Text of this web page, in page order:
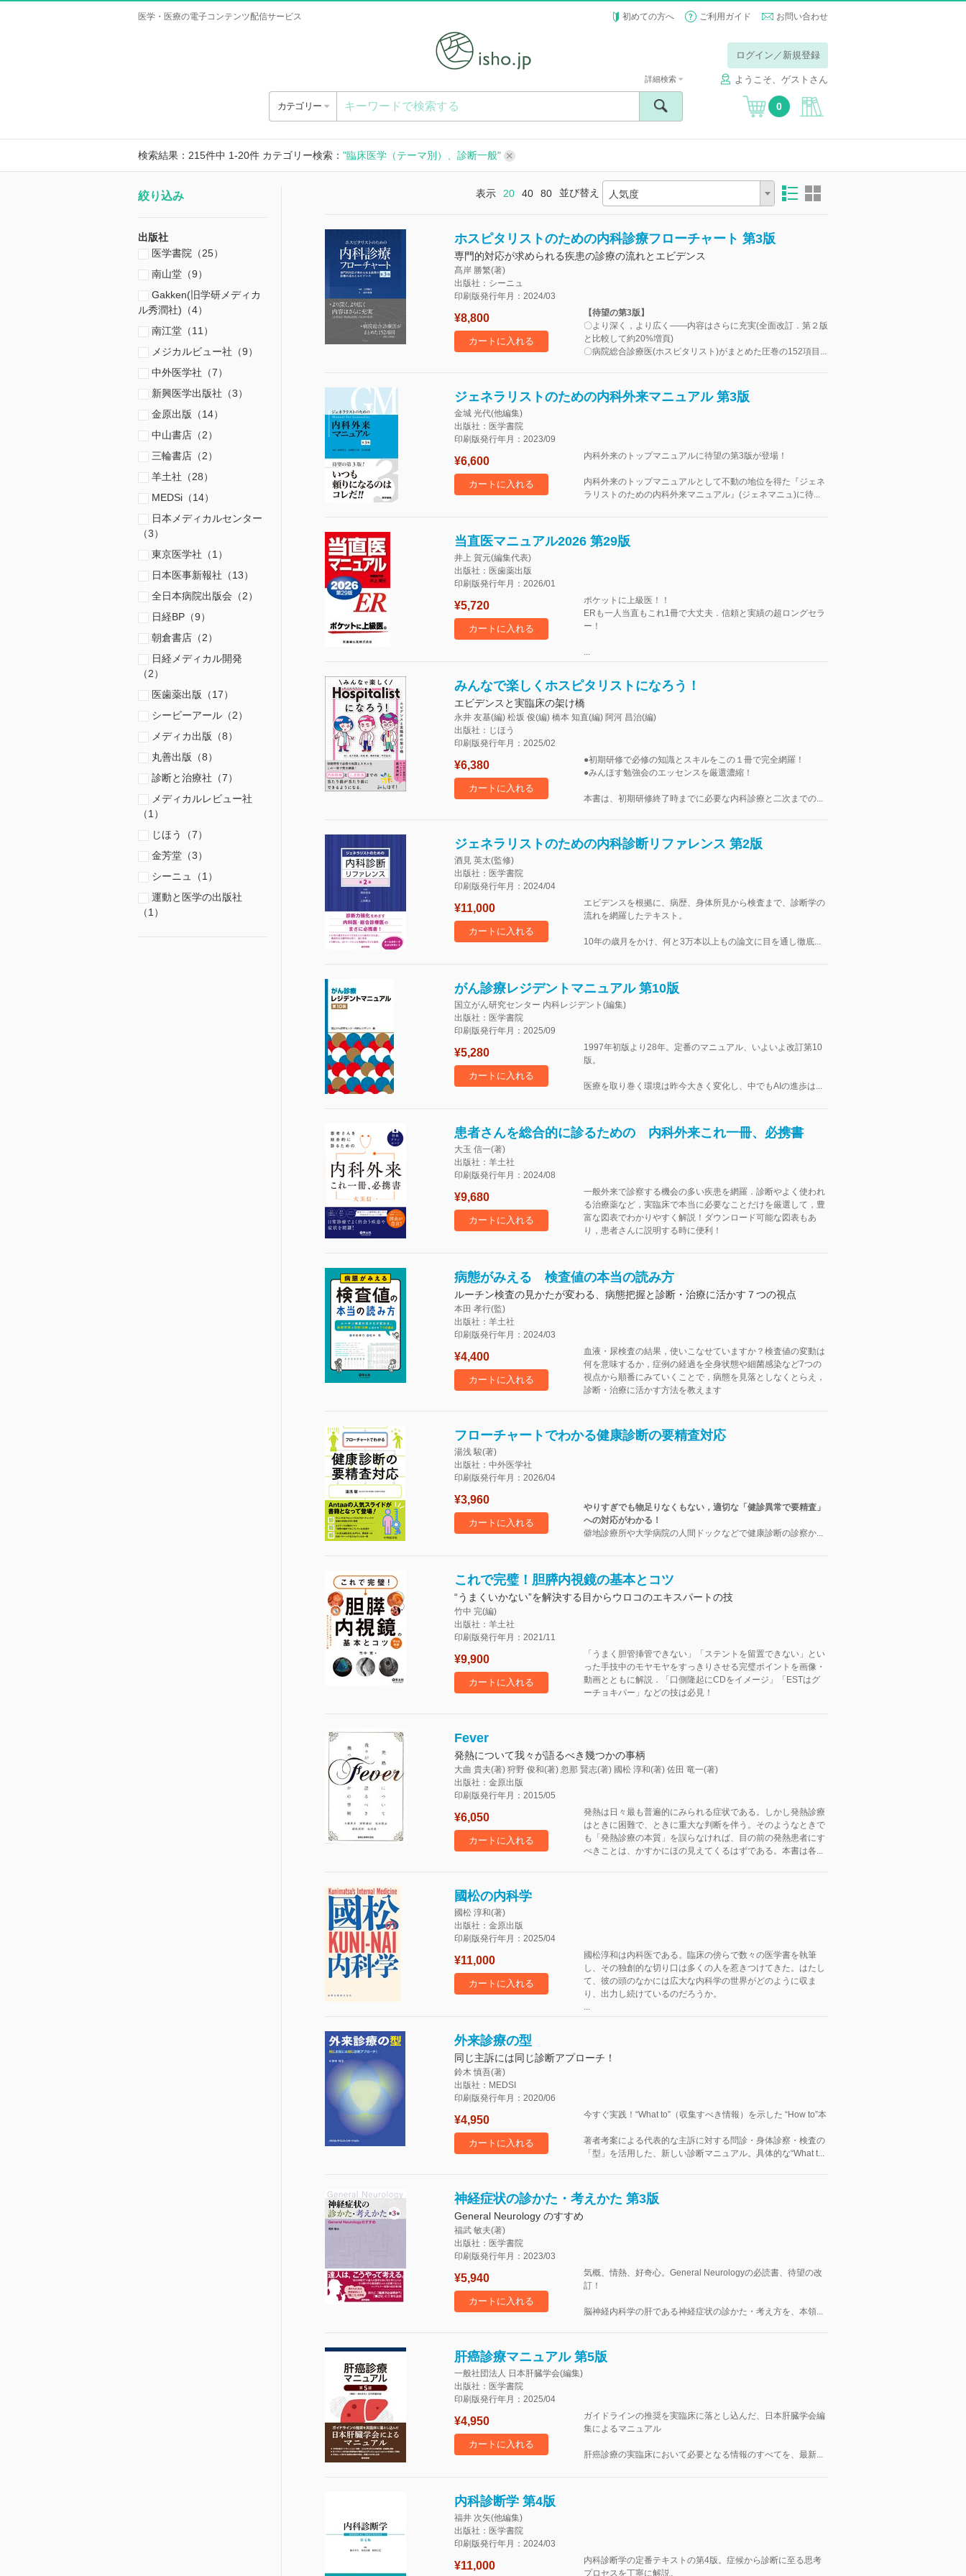
医学・医療の電子コンテンツ配信サービス 初めての方へ ご利用ガイド お問い合わせ
ログイン／新規登録
ようこそ、ゲストさん
カテゴリー
詳細検索
0
検索結果：215件中 1-20件 カテゴリー検索： "臨床医学（テーマ別）、診断一般"
絞り込み
出版社
医学書院（25）
南山堂（9）
Gakken(旧学研メディカ
ル秀潤社)（4）
南江堂（11）
メジカルビュー社（9）
中外医学社（7）
新興医学出版社（3）
金原出版（14）
中山書店（2）
三輪書店（2）
羊土社（28）
MEDSi（14）
日本メディカルセンター
（3）
東京医学社（1）
日本医事新報社（13）
全日本病院出版会（2）
日経BP（9）
朝倉書店（2）
日経メディカル開発
（2）
医歯薬出版（17）
シービーアール（2）
メディカ出版（8）
丸善出版（8）
診断と治療社（7）
メディカルレビュー社
（1）
じほう（7）
金芳堂（3）
シーニュ（1）
運動と医学の出版社
（1）
表示 20 40 80 並び替え 人気度
ホスピタリストのための内科診療フローチャート 第3版
専門的対応が求められる疾患の診療の流れとエビデンス
髙岸 勝繁(著)
出版社：シーニュ
印刷版発行年月：2024/03
¥8,800
カートに入れる
【待望の第3版】
〇より深く，より広く――内容はさらに充実(全面改訂．第２版
と比較して約20%増頁)
〇病院総合診療医(ホスピタリスト)がまとめた圧巻の152項目...
ジェネラリストのための内科外来マニュアル 第3版
金城 光代(他編集)
出版社：医学書院
印刷版発行年月：2023/09
¥6,600
カートに入れる
内科外来のトップマニュアルに待望の第3版が登場！
内科外来のトップマニュアルとして不動の地位を得た『ジェネ
ラリストのための内科外来マニュアル』(ジェネマニュ)に待...
当直医マニュアル2026 第29版
井上 賀元(編集代表)
出版社：医歯薬出版
印刷版発行年月：2026/01
¥5,720
カートに入れる
ポケットに上級医！！
ERも一人当直もこれ1冊で大丈夫．信頼と実績の超ロングセラ
ー！
...
みんなで楽しくホスピタリストになろう！
エビデンスと実臨床の架け橋
永井 友基(編) 松坂 俊(編) 橋本 知直(編) 阿河 昌治(編)
出版社：じほう
印刷版発行年月：2025/02
¥6,380
カートに入れる
●初期研修で必修の知識とスキルをこの１冊で完全網羅！
●みんほす勉強会のエッセンスを厳選濃縮！
本書は、初期研修終了時までに必要な内科診療と二次までの...
ジェネラリストのための内科診断リファレンス 第2版
酒見 英太(監修)
出版社：医学書院
印刷版発行年月：2024/04
¥11,000
カートに入れる
エビデンスを根拠に、病歴、身体所見から検査まで、診断学の
流れを網羅したテキスト。
10年の歳月をかけ、何と3万本以上もの論文に目を通し徹底...
がん診療レジデントマニュアル 第10版
国立がん研究センター 内科レジデント(編集)
出版社：医学書院
印刷版発行年月：2025/09
¥5,280
カートに入れる
1997年初版より28年。定番のマニュアル、いよいよ改訂第10
版。
医療を取り巻く環境は昨今大きく変化し、中でもAIの進歩は...
患者さんを総合的に診るための 内科外来これ一冊、必携書
大玉 信一(著)
出版社：羊土社
印刷版発行年月：2024/08
¥9,680
カートに入れる
一般外来で診察する機会の多い疾患を網羅．診断やよく使われ
る治療薬など，実臨床で本当に必要なことだけを厳選して，豊
富な図表でわかりやすく解説！ダウンロード可能な図表もあ
り，患者さんに説明する時に便利！
病態がみえる 検査値の本当の読み方
ルーチン検査の見かたが変わる、病態把握と診断・治療に活かす７つの視点
本田 孝行(監)
出版社：羊土社
印刷版発行年月：2024/03
¥4,400
カートに入れる
血液・尿検査の結果，使いこなせていますか？検査値の変動は
何を意味するか，症例の経過を全身状態や細菌感染など7つの
視点から順番にみていくことで，病態を見落としなくとらえ，
診断・治療に活かす方法を教えます
フローチャートでわかる健康診断の要精査対応
湯浅 駿(著)
出版社：中外医学社
印刷版発行年月：2026/04
¥3,960
カートに入れる
やりすぎでも物足りなくもない，適切な「健診異常で要精査」
への対応がわかる！
僻地診療所や大学病院の人間ドックなどで健康診断の診察か...
これで完璧！胆膵内視鏡の基本とコツ
“うまくいかない”を解決する目からウロコのエキスパートの技
竹中 完(編)
出版社：羊土社
印刷版発行年月：2021/11
¥9,900
カートに入れる
「うまく胆管挿管できない」「ステントを留置できない」とい
った手技中のモヤモヤをすっきりさせる完璧ポイントを画像・
動画とともに解説．「口側隆起にCDをイメージ」「ESTはグ
ーチョキパー」などの技は必見！
Fever
発熱について我々が語るべき幾つかの事柄
大曲 貴夫(著) 狩野 俊和(著) 忽那 賢志(著) 國松 淳和(著) 佐田 竜一(著)
出版社：金原出版
印刷版発行年月：2015/05
¥6,050
カートに入れる
発熱は日々最も普遍的にみられる症状である。しかし発熱診療
はときに困難で、ときに重大な判断を伴う。そのようなときで
も「発熱診療の本質」を誤らなければ、目の前の発熱患者にす
べきことは、かすかにほの見えてくるはずである。本書は各...
國松の内科学
國松 淳和(著)
出版社：金原出版
印刷版発行年月：2025/04
¥11,000
カートに入れる
國松淳和は内科医である。臨床の傍らで数々の医学書を執筆
し、その独創的な切り口は多くの人を惹きつけてきた。はたし
て、彼の頭のなかには広大な内科学の世界がどのように収ま
り、出力し続けているのだろうか。
...
外来診療の型
同じ主訴には同じ診断アプローチ！
鈴木 慎吾(著)
出版社：MEDSI
印刷版発行年月：2020/06
¥4,950
カートに入れる
今すぐ実践！“What to”（収集すべき情報）を示した “How to”本
著者考案による代表的な主訴に対する問診・身体診察・検査の
「型」を活用した、新しい診断マニュアル。具体的な“What t...
神経症状の診かた・考えかた 第3版
General Neurology のすすめ
福武 敏夫(著)
出版社：医学書院
印刷版発行年月：2023/03
¥5,940
カートに入れる
気概、情熱、好奇心。General Neurologyの必読書、待望の改
訂！
脳神経内科学の肝である神経症状の診かた・考え方を、本領...
肝癌診療マニュアル 第5版
一般社団法人 日本肝臓学会(編集)
出版社：医学書院
印刷版発行年月：2025/04
¥4,950
カートに入れる
ガイドラインの推奨を実臨床に落とし込んだ、日本肝臓学会編
集によるマニュアル
肝癌診療の実臨床において必要となる情報のすべてを、最新...
内科診断学 第4版
福井 次矢(他編集)
出版社：医学書院
印刷版発行年月：2024/03
¥11,000
内科診断学の定番テキストの第4版。症候から診断に至る思考
プロセスを丁寧に解説。